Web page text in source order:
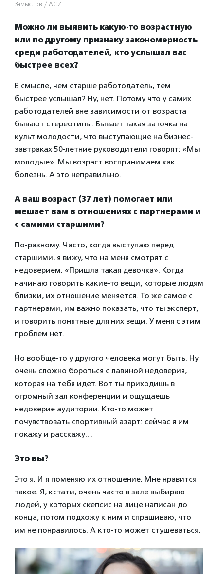
Замыслов / АСИ
Можно ли выявить какую-то возрастную
или по другому признаку закономерность
среди работодателей, кто услышал вас
быстрее всех?
В смысле, чем старше работодатель, тем
быстрее услышал? Ну, нет. Потому что у самих
работодателей вне зависимости от возраста
бывают стереотипы. Бывает такая заточка на
культ молодости, что выступающие на бизнес-
завтраках 50-летние руководители говорят: «Мы
молодые». Мы возраст воспринимаем как
болезнь. А это неправильно.
А ваш возраст (37 лет) помогает или
мешает вам в отношениях с партнерами и
с самими старшими?
По-разному. Часто, когда выступаю перед
старшими, я вижу, что на меня смотрят с
недоверием. «Пришла такая девочка». Когда
начинаю говорить какие-то вещи, которые людям
близки, их отношение меняется. То же самое с
партнерами, им важно показать, что ты эксперт,
и говорить понятные для них вещи. У меня с этим
проблем нет.
Но вообще-то у другого человека могут быть. Ну
очень сложно бороться с лавиной недоверия,
которая на тебя идет. Вот ты приходишь в
огромный зал конференции и ощущаешь
недоверие аудитории. Кто-то может
почувствовать спортивный азарт: сейчас я им
покажу и расскажу…
Это вы?
Это я. И я поменяю их отношение. Мне нравится
такое. Я, кстати, очень часто в зале выбираю
людей, у которых скепсис на лице написан до
конца, потом подхожу к ним и спрашиваю, что
им не понравилось. А кто-то может стушеваться.